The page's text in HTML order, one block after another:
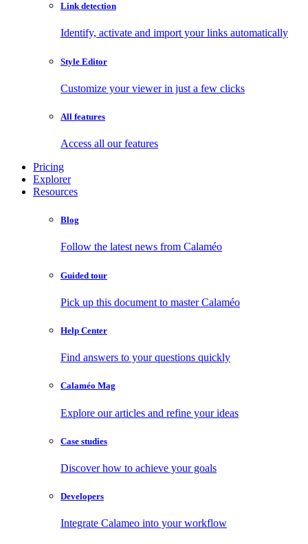
Link detection
Identify, activate and import your links automatically
Style Editor
Customize your viewer in just a few clicks
All features
Access all our features
Pricing
Explorer
Resources
Blog
Follow the latest news from Calaméo
Guided tour
Pick up this document to master Calaméo
Help Center
Find answers to your questions quickly
Calaméo Mag
Explore our articles and refine your ideas
Case studies
Discover how to achieve your goals
Developers
Integrate Calameo into your workflow